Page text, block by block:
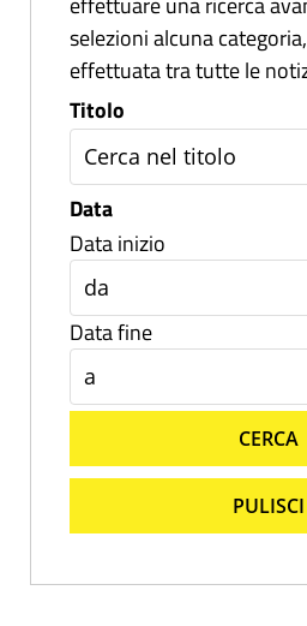
selezioni alcuna
effettuata tra tutte le
Titolo
Data
Data inizio
Data fine
CERCA
PULISCI